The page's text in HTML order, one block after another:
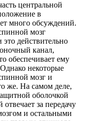
центральной
в
много обсуждений.
мозг
действительно
канал,
обеспечивает ему
некоторые
мозг и
же. На самом деле,
оболочкой
за передачу
и остальными